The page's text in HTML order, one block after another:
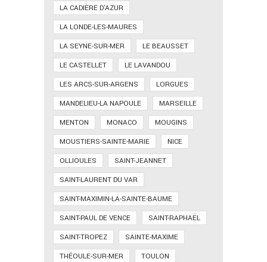
LA CADIÈRE D'AZUR
LA LONDE-LES-MAURES
LA SEYNE-SUR-MER
LE BEAUSSET
LE CASTELLET
LE LAVANDOU
LES ARCS-SUR-ARGENS
LORGUES
MANDELIEU-LA NAPOULE
MARSEILLE
MENTON
MONACO
MOUGINS
MOUSTIERS-SAINTE-MARIE
NICE
OLLIOULES
SAINT-JEANNET
SAINT-LAURENT DU VAR
SAINT-MAXIMIN-LA-SAINTE-BAUME
SAINT-PAUL DE VENCE
SAINT-RAPHAËL
SAINT-TROPEZ
SAINTE-MAXIME
THÉOULE-SUR-MER
TOULON